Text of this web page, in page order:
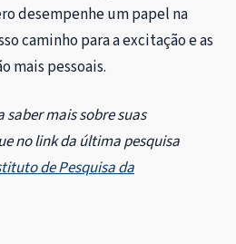
desempenhe um papel na
caminho para a excitação e as
mais pessoais.
saber mais sobre suas
no link da última pesquisa
de Pesquisa da